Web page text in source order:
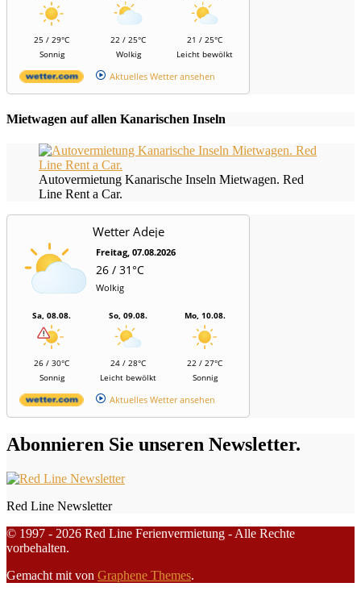
25 / 29°C
Sonnig
22 / 25°C
Wolkig
21 / 25°C
Leicht bewölkt
Aktuelles Wetter ansehen
Mietwagen auf allen Kanarischen Inseln
Autovermietung Kanarische Inseln Mietwagen. Red
Line Rent a Car.
Wetter Adeje
Freitag, 07.08.2026
26 / 31°C
Wolkig
Sa, 08.08.
26 / 30°C
Sonnig
So, 09.08.
24 / 28°C
Leicht bewölkt
Mo, 10.08.
22 / 27°C
Sonnig
Aktuelles Wetter ansehen
Abonnieren Sie unseren Newsletter.
Red Line Newsletter
© 1997 - 2026 Red Line Ferienvermietung - Alle Rechte
vorbehalten.
Gemacht mit von Graphene Themes.